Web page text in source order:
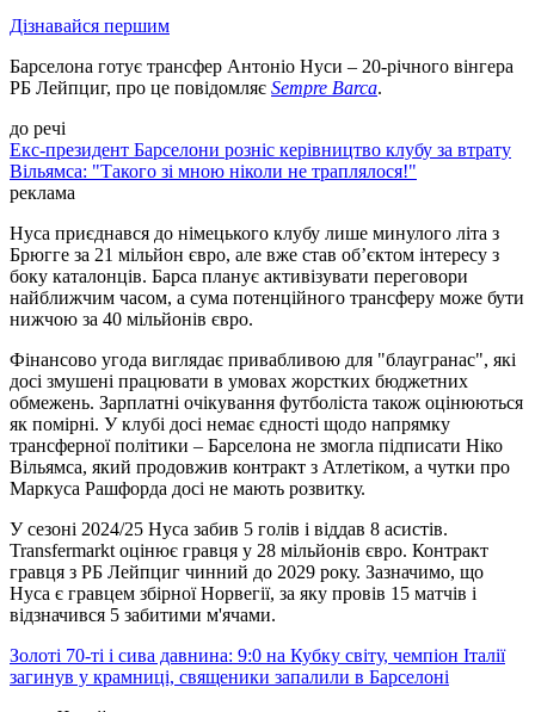
Дізнавайся першим
Барселона готує трансфер Антоніо Нуси – 20-річного вінгера
РБ Лейпциг, про це повідомляє Sempre Barca.
до речі
Екс-президент Барселони розніс керівництво клубу за втрату
Вільямса: "Такого зі мною ніколи не траплялося!"
реклама
Нуса приєднався до німецького клубу лише минулого літа з
Брюгге за 21 мільйон євро, але вже став об’єктом інтересу з
боку каталонців. Барса планує активізувати переговори
найближчим часом, а сума потенційного трансферу може бути
нижчою за 40 мільйонів євро.
Фінансово угода виглядає привабливою для "блаугранас", які
досі змушені працювати в умовах жорстких бюджетних
обмежень. Зарплатні очікування футболіста також оцінюються
як помірні. У клубі досі немає єдності щодо напрямку
трансферної політики – Барселона не змогла підписати Ніко
Вільямса, який продовжив контракт з Атлетіком, а чутки про
Маркуса Рашфорда досі не мають розвитку.
У сезоні 2024/25 Нуса забив 5 голів і віддав 8 асистів.
Transfermarkt оцінює гравця у 28 мільйонів євро. Контракт
гравця з РБ Лейпциг чинний до 2029 року. Зазначимо, що
Нуса є гравцем збірної Норвегії, за яку провів 15 матчів і
відзначився 5 забитими м'ячами.
Золоті 70-ті і сива давнина: 9:0 на Кубку світу, чемпіон Італії
загинув у крамниці, священики запалили в Барселоні